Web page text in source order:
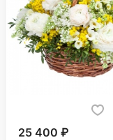
25 400 ₽